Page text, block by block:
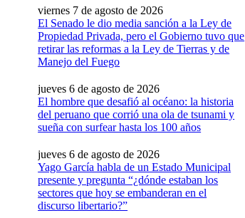
viernes 7 de agosto de 2026
El Senado le dio media sanción a la Ley de
Propiedad Privada, pero el Gobierno tuvo que
retirar las reformas a la Ley de Tierras y de
Manejo del Fuego
jueves 6 de agosto de 2026
El hombre que desafió al océano: la historia
del peruano que corrió una ola de tsunami y
sueña con surfear hasta los 100 años
jueves 6 de agosto de 2026
Yago García habla de un Estado Municipal
presente y pregunta “¿dónde estaban los
sectores que hoy se embanderan en el
discurso libertario?”